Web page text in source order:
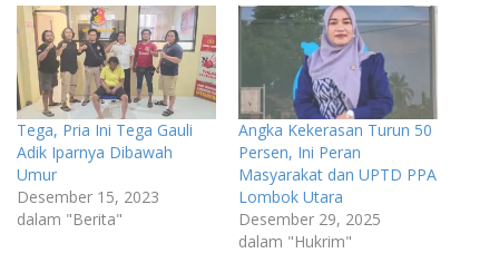
Tega, Pria Ini Tega Gauli
Adik Iparnya Dibawah
Umur
Desember 15, 2023
dalam "Berita"
Angka Kekerasan Turun 50
Persen, Ini Peran
Masyarakat dan UPTD PPA
Lombok Utara
Desember 29, 2025
dalam "Hukrim"